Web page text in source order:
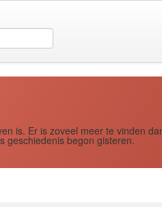
is. Er is zoveel meer te vinden
geschiedenis begon gisteren.